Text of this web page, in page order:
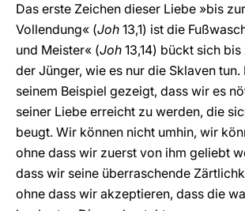
Das erste Zeichen dieser Liebe »bis zur
Vollendung« (Joh 13,1) ist die
und Meister« (Joh 13,14) bückt sich
der Jünger, wie es nur die Sklaven tun.
seinem Beispiel gezeigt, dass wir es
seiner Liebe erreicht zu werden, die
beugt. Wir können nicht umhin, wir
ohne dass wir zuerst von ihm geliebt
dass wir seine überraschende
ohne dass wir akzeptieren, dass die